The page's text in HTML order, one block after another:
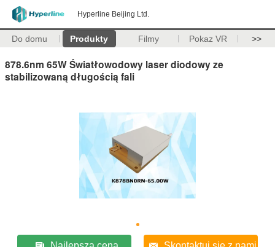
Hyperline Beijing Ltd.
Do domu Produkty Filmy Pokaz VR >>
878.6nm 65W Światłowodowy laser diodowy ze
stabilizowaną długością fali